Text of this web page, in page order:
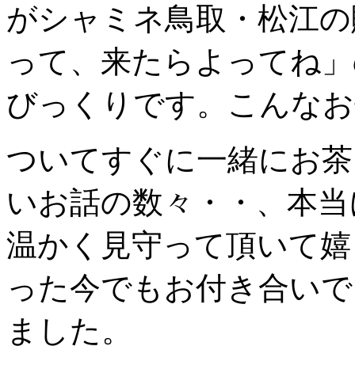
がシャミネ鳥取・松江
って、来たらよってね
びっくりです。こんな
ついてすぐに一緒にお
いお話の数々・・、本
温かく見守って頂いて
った今でもお付き合い
ました。